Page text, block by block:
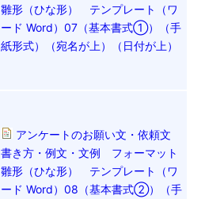
雛形（ひな形） テンプレート（ワ
ード Word）07（基本書式①）（手
紙形式）（宛名が上）（日付が上）
アンケートのお願い文・依頼文
書き方・例文・文例 フォーマット
雛形（ひな形） テンプレート（ワ
ード Word）08（基本書式②）（手